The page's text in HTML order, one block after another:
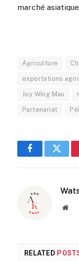
marché
Agriculture
exportations
Joy Wing Mau
Partenariat
Facebook
RELATED